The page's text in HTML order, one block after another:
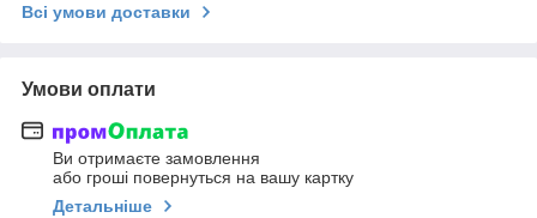
Всі умови доставки
Умови оплати
Ви отримаєте замовлення
або гроші повернуться на вашу картку
Детальніше